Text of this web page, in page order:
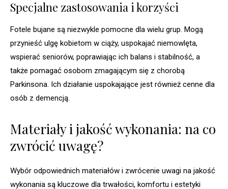
Specjalne zastosowania i korzyści
Fotele bujane są niezwykle pomocne dla wielu grup. Mogą
przynieść ulgę kobietom w ciąży, uspokajać niemowlęta,
wspierać seniorów, poprawiając ich balans i stabilność, a
także pomagać osobom zmagającym się z chorobą
Parkinsona. Ich działanie uspokajające jest również cenne dla
osób z demencją.
Materiały i jakość wykonania: na co
zwrócić uwagę?
Wybór odpowiednich materiałów i zwrócenie uwagi na jakość
wykonania są kluczowe dla trwałości, komfortu i estetyki